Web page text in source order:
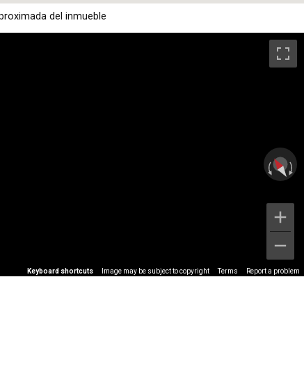
del inmueble
Keyboard shortcuts Image may be subject to copyright Terms Report a problem